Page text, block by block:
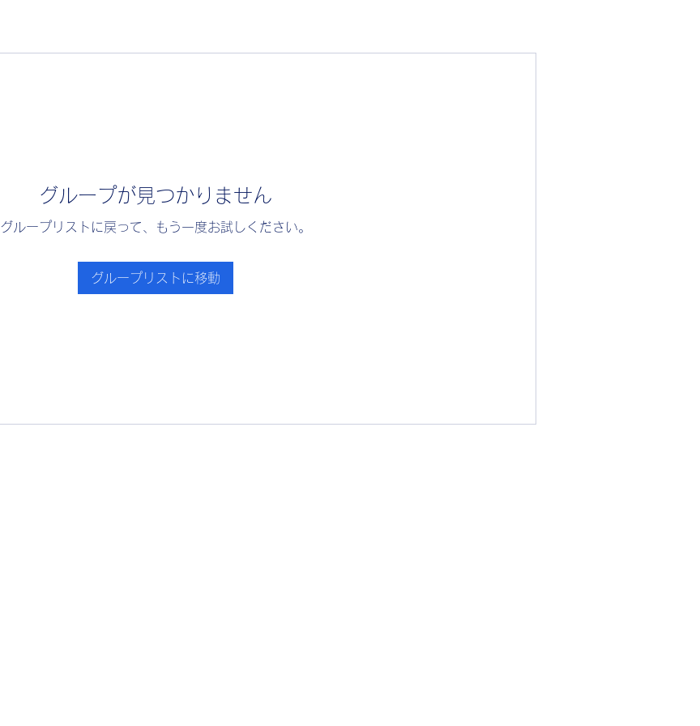
グループが見つかりません
グループリストに戻って、もう一度お試しください。
グループリストに移動